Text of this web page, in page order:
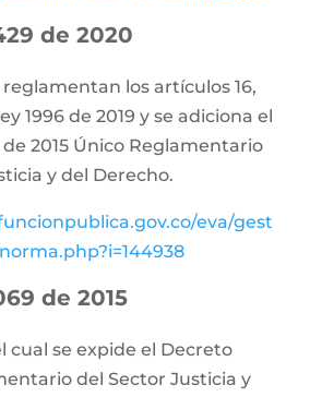
de 2020
reglamentan los artículos 16,
1996 de 2019 y se adiciona el
2015 Único Reglamentario
y del Derecho.
eva/gest
de 2015
cual se expide el Decreto
del Sector Justicia y